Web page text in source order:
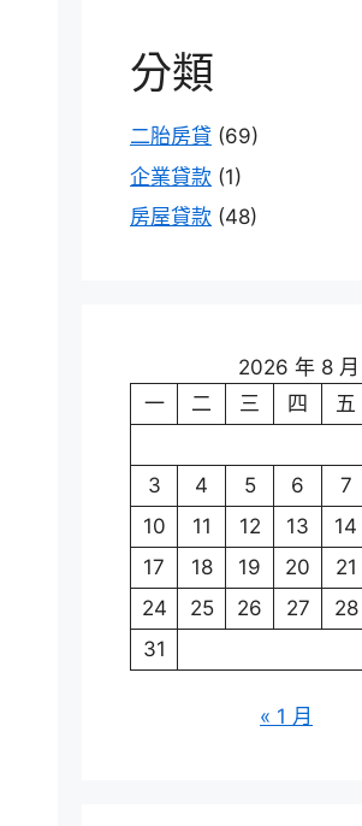
分類
二胎房貸 (69)
企業貸款 (1)
房屋貸款 (48)
2026 年 8 月
一
二 三 四 五
3
4 5 6 7
10
11 12 13 14
17
18 19 20 21
24
25 26 27 28
31
« 1 月